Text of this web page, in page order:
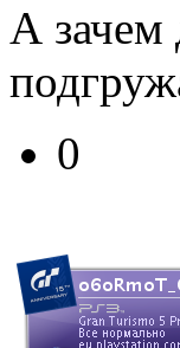
А зачем
0